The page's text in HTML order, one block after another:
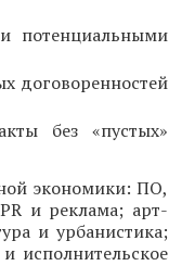
потенциальными
договоренностей
без «пустых»
экономики: ПО,
и реклама; арт-
и урбанистика;
исполнительское